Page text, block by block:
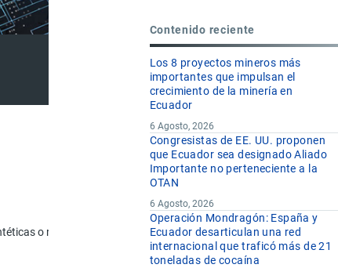
o reconstituidas).
Contenido reciente
Los 8 proyectos mineros más
importantes que impulsan el
crecimiento de la minería en
Ecuador
6 Agosto, 2026
Congresistas de EE. UU. proponen
que Ecuador sea designado Aliado
Importante no perteneciente a la
OTAN
6 Agosto, 2026
Operación Mondragón: España y
Ecuador desarticulan una red
internacional que traficó más de 21
toneladas de cocaína